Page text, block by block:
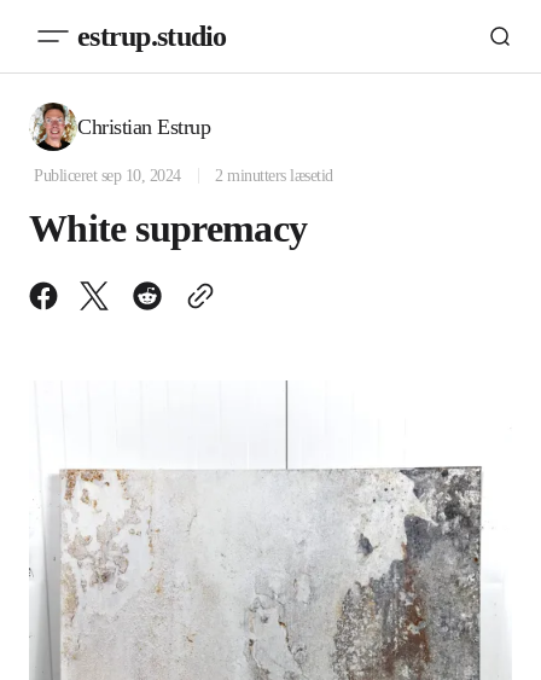
estrup.studio
Christian Estrup
Publiceret sep 10, 2024 2 minutters læsetid
White supremacy